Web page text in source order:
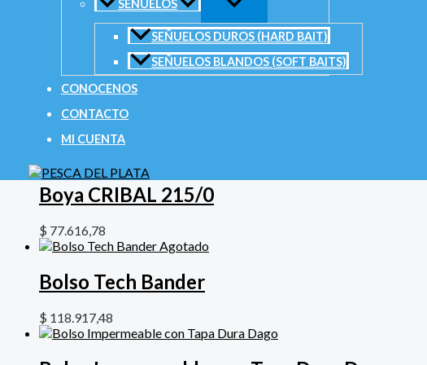
SEÑUELOS
SEÑUELOS DUROS (HARD BAIT)
SEÑUELOS BLANDOS (SOFT BAITS)
CONOCENOS
CONTACTO
MI CUENTA
Correo electrónico*
Productos relacionados
Boya CRIBAL 215/0
$ 77.616,78
Agotado
Bolso Tech Bander
$ 118.917,48